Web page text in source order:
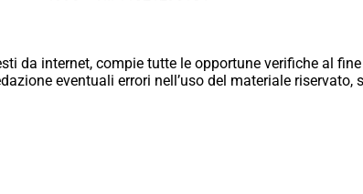
da internet, compie tutte le opportune verifiche al
eventuali errori nell’uso del materiale